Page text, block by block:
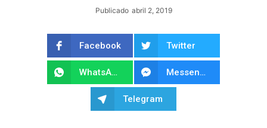
Publicado abril 2, 2019
Facebook Twitter
WhatsApp Messenger
Telegram